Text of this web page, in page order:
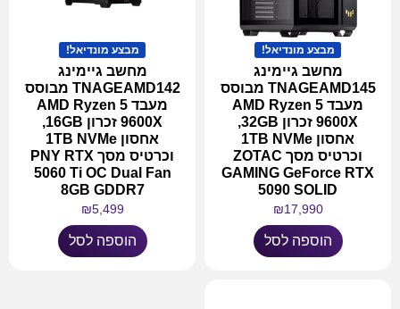
מבצע מונדיאל!
מחשב גיימינג
TNAGEAMD145 מבוסס
מעבד AMD Ryzen 5
9600X זכרון 32GB,
אחסון 1TB NVMe
וכרטיס מסך ZOTAC
GAMING GeForce RTX
5090 SOLID
₪17,990
הוספה לסל
מבצע מונדיאל!
מחשב גיימינג
TNAGEAMD142 מבוסס
מעבד AMD Ryzen 5
9600X זכרון 16GB,
אחסון 1TB NVMe
וכרטיס מסך PNY RTX
5060 Ti OC Dual Fan
8GB GDDR7
₪5,499
הוספה לסל